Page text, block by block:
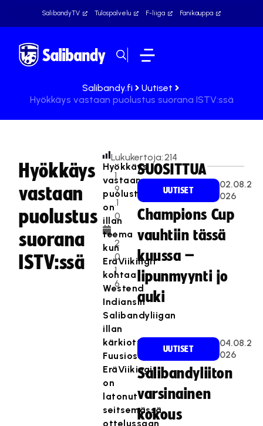
SalibandyTV Tulospalvelu F-liiga Fanikauppa
Salibandy.fi
Uutiset
Hyökkäys vastaan puolustus suorana ISTV:ssä
Hyökkäys
vastaan
puolustus
suorana
ISTV:ssä
1
9
.1
0
.
2
0
1
6
Lukukertoja:214
Hyökkäys
vastaan
puolustus
on
illan
teema
kun
EräViikingit
kohtaa
Westend
Indiansin
Salibandyliigan
illan
kärkiottelussa.
Fuusioseura
EräViikingit
on
latonut
seitsemässä
ottelussaan
SUOSITTUA
UUTISET
02.08.2
026
Champions Cup
vauhtiin tässä
kuussa –
lipunmyynti jo
auki
UUTISET
04.08.2
026
Salibandyliiton
varsinainen
kokous